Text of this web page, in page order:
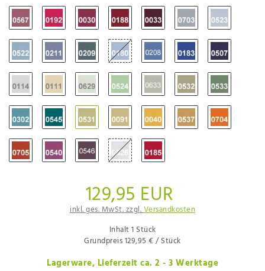
129,95 EUR
inkl. ges. MwSt. zzgl.Versandkosten
Inhalt1 Stück
Grundpreis129,95 € / Stück
Lagerware, Lieferzeit ca. 2 - 3 Werktage